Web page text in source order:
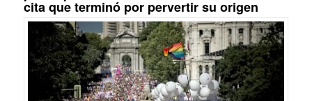
cita que terminó por pervertir su origen